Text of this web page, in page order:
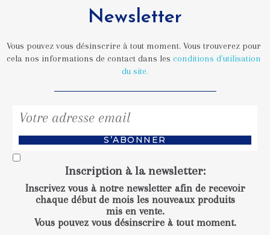
Newsletter
Vous pouvez vous désinscrire à tout moment. Vous trouverez pour
cela nos informations de contact dans les conditions d'utilisation
du site.
S’ABONNER
Inscription à la newsletter:
Inscrivez vous à notre newsletter afin de recevoir
chaque début de mois les nouveaux produits
mis en vente.
Vous pouvez vous désinscrire à tout moment.